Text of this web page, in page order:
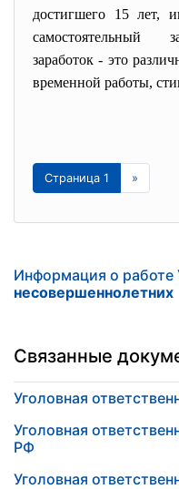
достигшего 15 лет,
самостоятельный
заработок - это
временной работы,
Страница 1 »
Информация о работе
несовершеннолетних
Связанные
Уголовная
Уголовная
РФ
Уголовная